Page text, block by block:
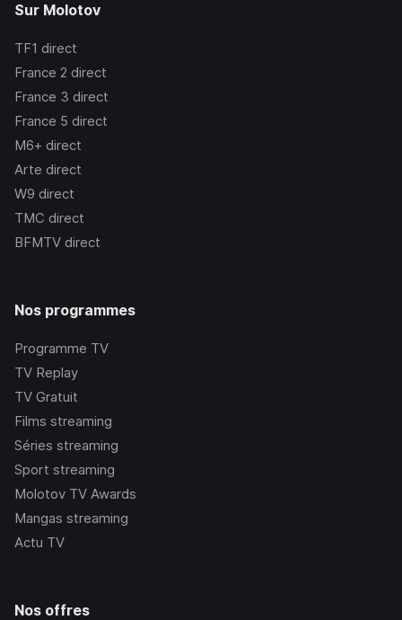
Sur Molotov
TF1 direct
France 2 direct
France 3 direct
France 5 direct
M6+ direct
Arte direct
W9 direct
TMC direct
BFMTV direct
Nos programmes
Programme TV
TV Replay
TV Gratuit
Films streaming
Séries streaming
Sport streaming
Molotov TV Awards
Mangas streaming
Actu TV
Nos offres